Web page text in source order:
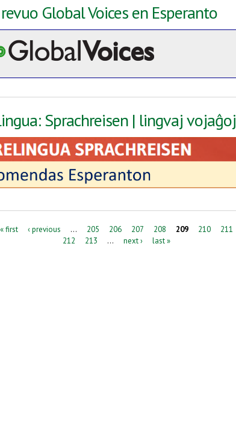
Global Voices en Esperanto
Sprachreisen | lingvaj vojaĝoj
« first ‹ previous … 205 206 207 208 209 210
211
212
213 … next › last »